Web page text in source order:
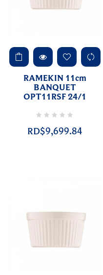
RAMEKIN 11cm
BANQUET
OPT11RSF 24/1
RD$9,699.84